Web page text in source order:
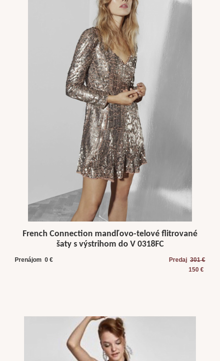
French Connection mandľovo-telové flitrované
šaty s výstrihom do V 0318FC
Prenájom 0 € Predaj 301 €
150 €